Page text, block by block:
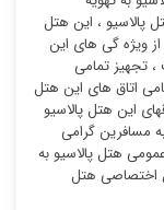
پالاسیو ، این هتل
ویژه گی های این
تجهیز تمامی
اتاق های این هتل
این هتل پالاسیو
مسافرین گرامی
هتل پالاسیو به
اختصاصی هتل